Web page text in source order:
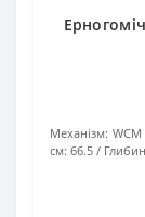
Механізм: WCM
см: 66.5